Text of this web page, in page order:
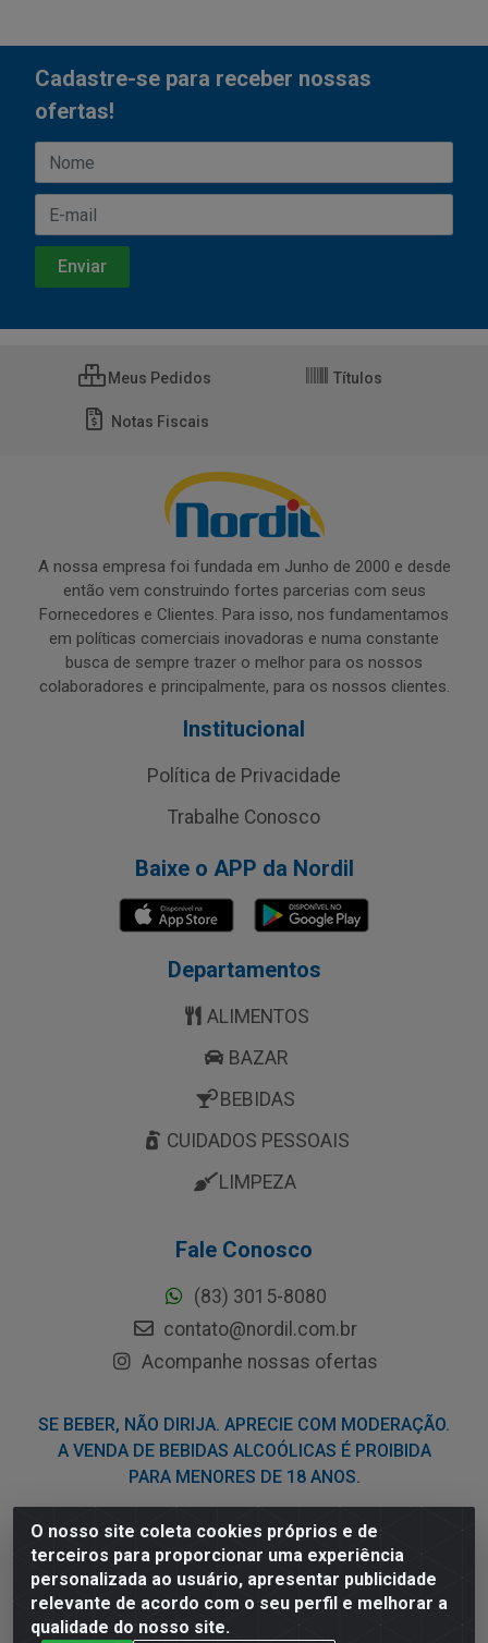
O nosso site coleta cookies próprios e de
terceiros para proporcionar uma experiência
personalizada ao usuário, apresentar publicidade
relevante de acordo com o seu perfil e melhorar a
qualidade do nosso site.
Cadastre-se para receber nossas
ofertas!
Meus Pedidos Títulos
Notas Fiscais
A nossa empresa foi fundada em Junho de 2000 e desde
então vem construindo fortes parcerias com seus
Fornecedores e Clientes. Para isso, nos fundamentamos
em políticas comerciais inovadoras e numa constante
busca de sempre trazer o melhor para os nossos
colaboradores e principalmente, para os nossos clientes.
Institucional
Política de Privacidade
Trabalhe Conosco
Baixe o APP da Nordil
Departamentos
ALIMENTOS
BAZAR
BEBIDAS
CUIDADOS PESSOAIS
LIMPEZA
Fale Conosco
(83) 3015-8080
contato@nordil.com.br
Acompanhe nossas ofertas
SE BEBER, NÃO DIRIJA. APRECIE COM MODERAÇÃO.
A VENDA DE BEBIDAS ALCOÓLICAS É PROIBIDA
PARA MENORES DE 18 ANOS.
Nordil Distribuidora - Avenida Liberdade, 2738, Bloco F -
Sesi - Bayeux/PB - CEP 58.111-400 - CNPJ
03.775.813/0001-41